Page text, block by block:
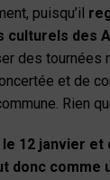
puisqu’il
culturels des
des tournées
et de
Rien
12 janvier et
donc comme